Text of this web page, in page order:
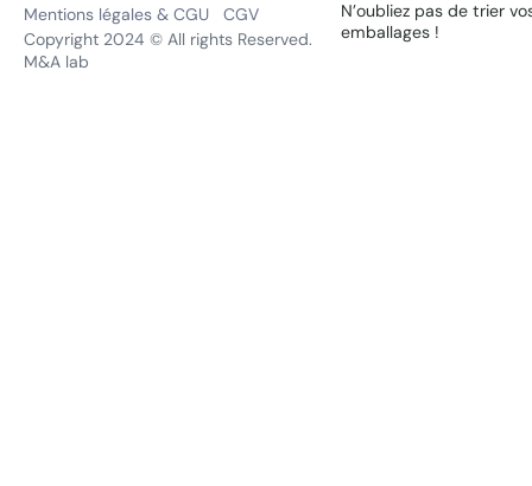
Mentions légales & CGU
CGV
Copyright 2024 © All rights Reserved.
M&A lab
N’oubliez pas de trier
emballages !